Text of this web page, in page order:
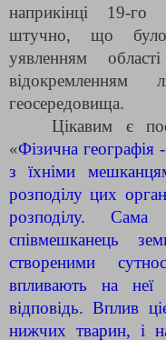
наприкінці 19-го
штучно, що було
уявленням
відокремленням
геосередовища.
Цікавим є
«Фізична географія
з їхніми
розподілу цих
розподілу. Сама
співмешканець
створеними
впливають на
відповідь. Вплив
нижчих тварин, і